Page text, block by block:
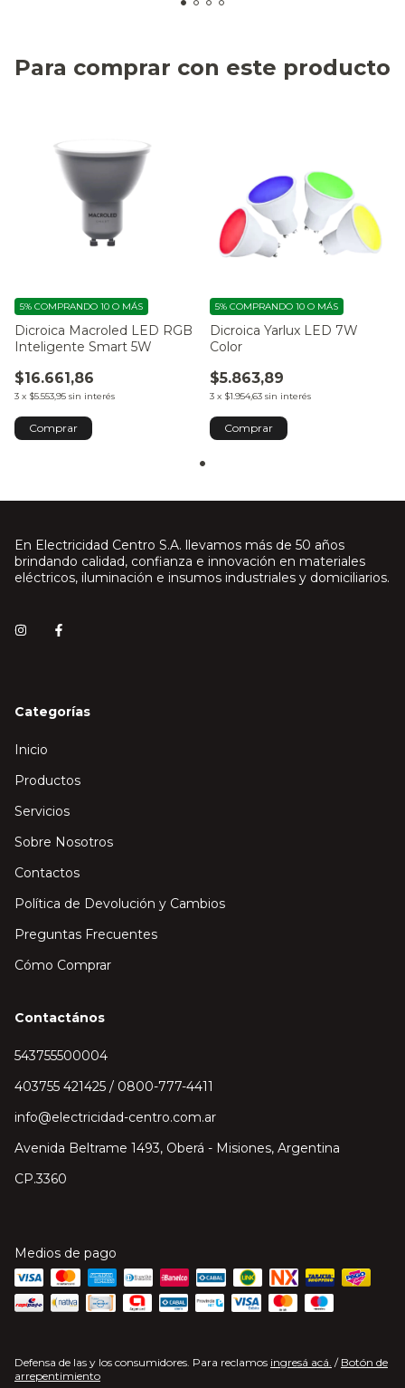
Para comprar con este producto
Dicroica Macroled LED RGB
Inteligente Smart 5W
$16.661,86
3 x $5.553,95 sin interés
5% COMPRANDO 10 O MÁS
Dicroica Yarlux LED 7W
Color
$5.863,89
3 x $1.954,63 sin interés
5% COMPRANDO 10 O MÁS
Comprar
En Electricidad Centro S.A. llevamos más de 50 años
brindando calidad, confianza e innovación en materiales
eléctricos, iluminación e insumos industriales y domiciliarios.
Categorías
Inicio
Productos
Servicios
Sobre Nosotros
Contactos
Política de Devolución y Cambios
Preguntas Frecuentes
Cómo Comprar
Contactános
543755500004
403755 421425 / 0800-777-4411
info@electricidad-centro.com.ar
Avenida Beltrame 1493, Oberá - Misiones, Argentina
CP.3360
Medios de pago
Defensa de las y los consumidores. Para reclamos ingresá acá. / Botón de
arrepentimiento